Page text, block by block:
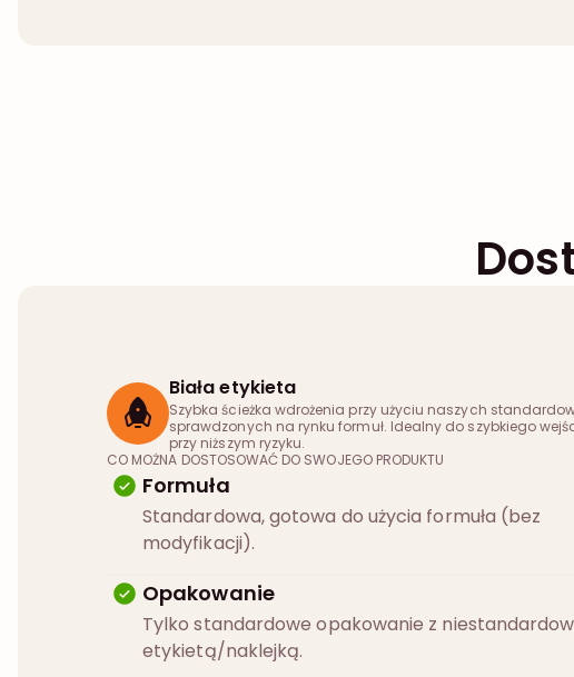
Biała etykieta
Szybka ścieżka wdrożenia przy użyciu naszych
sprawdzonych na rynku formuł. Idealny do szybkiego
przy niższym ryzyku.
CO MOŻNA DOSTOSOWAĆ DO SWOJEGO PRODUKTU
Formuła
Standardowa, gotowa do użycia formuła (bez
modyfikacji).
Opakowanie
Tylko standardowe opakowanie z
etykietą/naklejką.